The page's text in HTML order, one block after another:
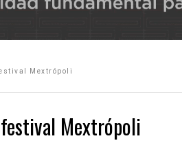
Mextrópoli
Mextrópoli